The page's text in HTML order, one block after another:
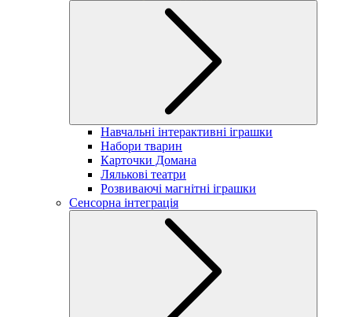
Навчальні інтерактивні іграшки
Набори тварин
Карточки Домана
Лялькові театри
Розвиваючі магнітні іграшки
Сенсорна інтеграція